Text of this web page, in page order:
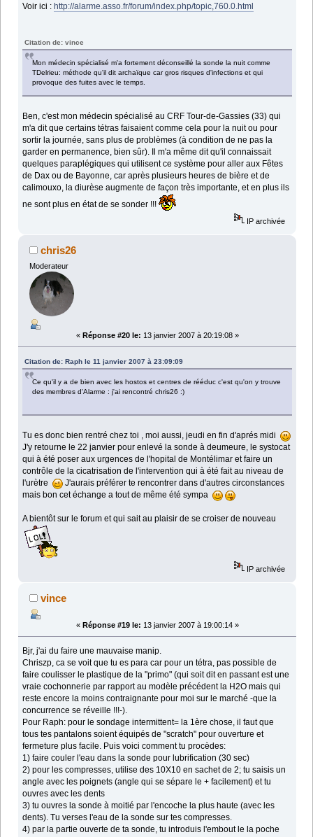
Voir ici :http://alarme.asso.fr/forum/index.php/topic,760.0.html
Citation de: vince
Mon médecin spécialisé m'a fortement déconseillé la sonde la nuit comme
TDelrieu: méthode qu'il dit archaïque car gros risques d'infections et qui
provoque des fuites avec le temps.
Ben, c'est mon médecin spécialisé au CRF Tour-de-Gassies (33) qui
m'a dit que certains tétras faisaient comme cela pour la nuit ou pour
sortir la journée, sans plus de problèmes (à condition de ne pas la
garder en permanence, bien sûr). Il m'a même dit qu'il connaissait
quelques paraplégiques qui utilisent ce système pour aller aux Fêtes
de Dax ou de Bayonne, car après plusieurs heures de bière et de
calimouxo, la diurèse augmente de façon très importante, et en plus ils
ne sont plus en état de se sonder !!!
IP archivée
chris26
Moderateur
« Réponse #20 le: 13 janvier 2007 à 20:19:08 »
Citation de: Raph le 11 janvier 2007 à 23:09:09
Ce qu'il y a de bien avec les hostos et centres de rééduc c'est qu'on y trouve
des membres d'Alarme : j'ai rencontré chris26 :)
Tu es donc bien rentré chez toi , moi aussi, jeudi en fin d'aprés midi
J'y retourne le 22 janvier pour enlevé la sonde à deumeure, le systocat
qui à été poser aux urgences de l'hopital de Montélimar et faire un
contrôle de la cicatrisation de l'intervention qui à été fait au niveau de
l'urètre
J'aurais préférer te rencontrer dans d'autres circonstances
mais bon cet échange a tout de même été sympa
A bientôt sur le forum et qui sait au plaisir de se croiser de nouveau
IP archivée
vince
« Réponse #19 le: 13 janvier 2007 à 19:00:14 »
Bjr, j'ai du faire une mauvaise manip.
Chriszp, ca se voit que tu es para car pour un tétra, pas possible de
faire coulisser le plastique de la "primo" (qui soit dit en passant est une
vraie cochonnerie par rapport au modèle précédent la H2O mais qui
reste encore la moins contraignante pour moi sur le marché -que la
concurrence se réveille !!!-).
Pour Raph: pour le sondage intermittent= la 1ère chose, il faut que
tous tes pantalons soient équipés de "scratch" pour ouverture et
fermeture plus facile. Puis voici comment tu procèdes:
1) faire couler l'eau dans la sonde pour lubrification (30 sec)
2) pour les compresses, utilise des 10X10 en sachet de 2; tu saisis un
angle avec les poignets (angle qui se sépare le + facilement) et tu
ouvres avec les dents
3) tu ouvres la sonde à moitié par l'encoche la plus haute (avec les
dents). Tu verses l'eau de la sonde sur tes compresses.
4) par la partie ouverte de ta sonde, tu introduis l'embout le la poche